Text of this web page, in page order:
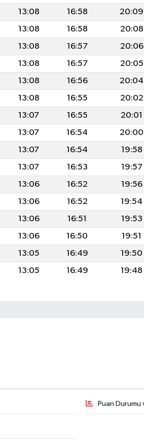
13:08 16:58 20:09
13:08 16:58 20:08
13:08 16:57 20:06
13:08 16:57 20:05
13:08 16:56 20:04
13:08 16:55 20:02
13:07 16:55 20:01
13:07 16:54 20:00
13:07 16:54 19:58
13:07 16:53 19:57
13:06 16:52 19:56
13:06 16:52 19:54
13:06 16:51 19:53
13:06 16:50 19:51
13:05 16:49 19:50
13:05 16:49 19:48
Puan Durumu